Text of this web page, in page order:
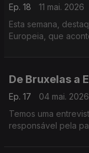
Ep. 18
11 mai. 2026
Esta semana,
Europeia, que
De Bruxelas a
Ep. 17
04 mai. 2026
Temos uma
responsável pela